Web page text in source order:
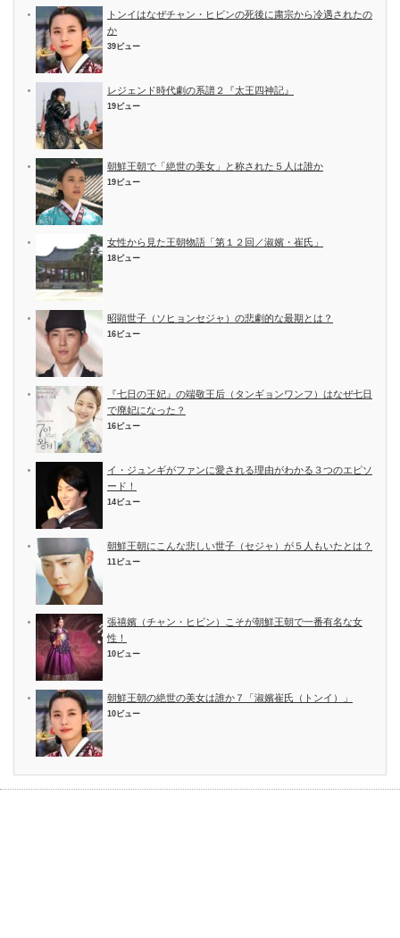
トンイはなぜチャン・ヒビンの死後に粛宗から冷遇されたの
か
39ビュー
レジェンド時代劇の系譜２『太王四神記』
19ビュー
朝鮮王朝で「絶世の美女」と称された５人は誰か
19ビュー
女性から見た王朝物語「第１２回／淑嬪・崔氏」
18ビュー
昭顕世子（ソヒョンセジャ）の悲劇的な最期とは？
16ビュー
『七日の王妃』の端敬王后（タンギョンワンフ）はなぜ七日
で廃妃になった？
16ビュー
イ・ジュンギがファンに愛される理由がわかる３つのエピソ
ード！
14ビュー
朝鮮王朝にこんな悲しい世子（セジャ）が５人もいたとは？
11ビュー
張禧嬪（チャン・ヒビン）こそが朝鮮王朝で一番有名な女
性！
10ビュー
朝鮮王朝の絶世の美女は誰か７「淑嬪崔氏（トンイ）」
10ビュー